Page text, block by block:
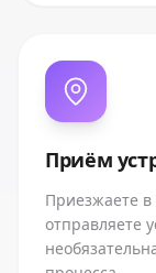
Приём
Приезжаете
отправляете